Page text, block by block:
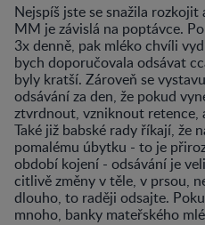
Nejspíš jste se snažila rozkojit
MM je závislá na poptávce.
3x denně, pak mléko chvíli
bych doporučovala odsávat
byly kratší. Zároveň se
odsávání za den, že pokud
ztvrdnout, vzniknout retence,
Také již babské rady říkají, že
pomalému úbytku - to je
období kojení - odsávání je
citlivě změny v těle, v prsou,
dlouho, to raději odsajte.
mnoho, banky mateřského